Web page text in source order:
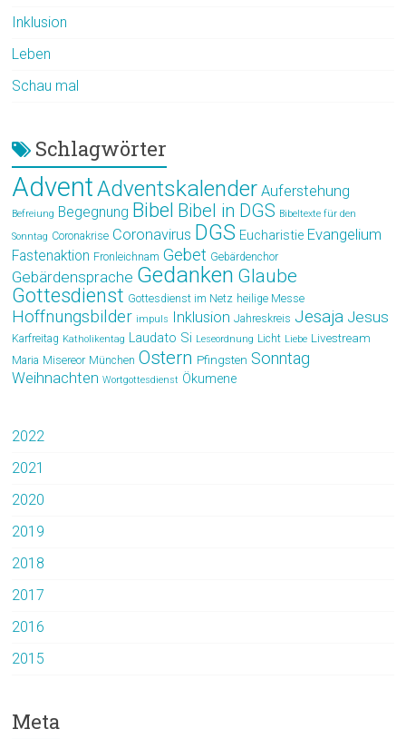
Inklusion
Leben
Schau mal
Schlagwörter
AdventAdventskalender Auferstehung
Befreiung Begegnung Bibel Bibel in DGS Bibeltexte für den
Sonntag Coronakrise Coronavirus DGS Eucharistie Evangelium
Fastenaktion Fronleichnam Gebet Gebärdenchor
Gebärdensprache Gedanken Glaube
Gottesdienst Gottesdienst im Netz heilige Messe
Hoffnungsbilder impuls Inklusion Jahreskreis Jesaja Jesus
Karfreitag Katholikentag Laudato Si Leseordnung Licht Liebe Livestream
Maria Misereor München Ostern Pfingsten Sonntag
Weihnachten Wortgottesdienst Ökumene
2022
2021
2020
2019
2018
2017
2016
2015
Meta